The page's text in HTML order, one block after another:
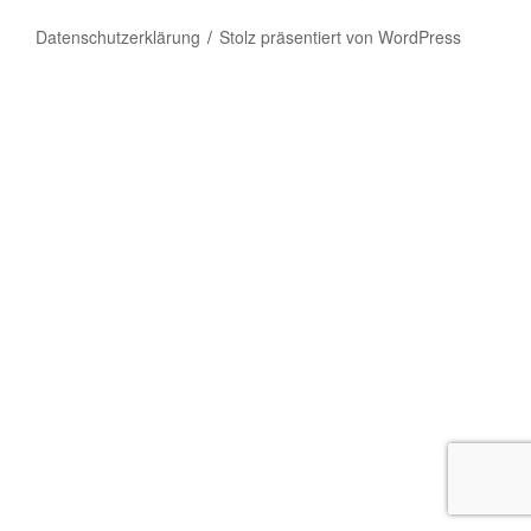
Datenschutzerklärung Stolz präsentiert von WordPress